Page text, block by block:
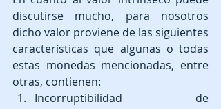
discutirse mucho, para nosotros
dicho valor proviene de las siguientes
características que algunas o todas
estas monedas mencionadas, entre
otras, contienen:
Incorruptibilidad de